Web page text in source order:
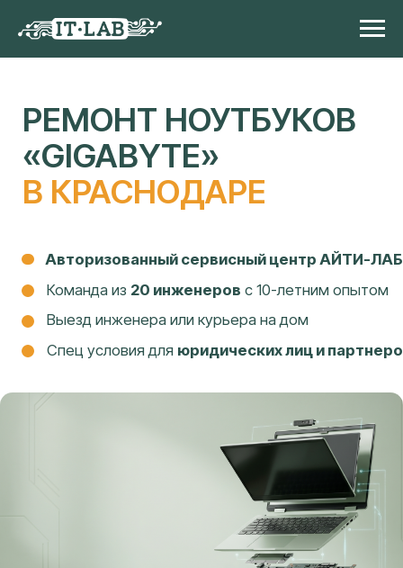
«GIGABYTE»
В КРАСНОДАРЕ
Команда из20 инженеровс 10-летним опытом
юридических лиц и партнеров
Авторизованный сервисный центр АЙТИ-ЛАБ